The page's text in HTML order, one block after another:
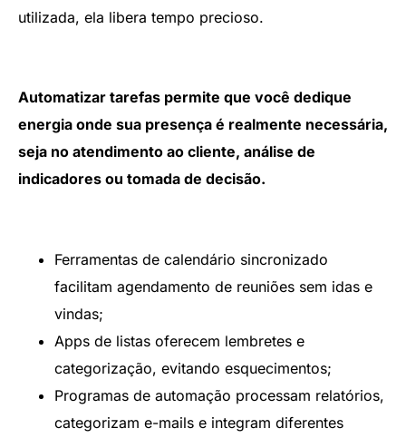
utilizada, ela libera tempo precioso.
Automatizar tarefas permite que você dedique
energia onde sua presença é realmente necessária,
seja no atendimento ao cliente, análise de
indicadores ou tomada de decisão.
Ferramentas de calendário sincronizado
facilitam agendamento de reuniões sem idas e
vindas;
Apps de listas oferecem lembretes e
categorização, evitando esquecimentos;
Programas de automação processam relatórios,
categorizam e-mails e integram diferentes